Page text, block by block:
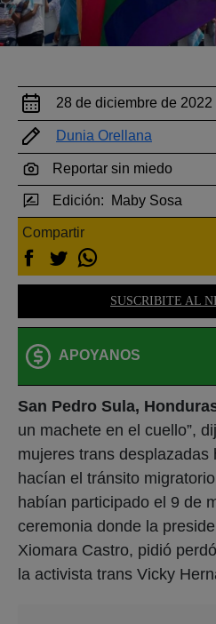
28 de diciembre de 2022
Dunia Orellana
Reportar sin miedo
Edición: Maby Sosa
Compartir
SUSCRIBITE AL
APOYANOS
San Pedro Sula,
un machete en el cuello”,
mujeres trans desplazadas
hacían el tránsito
habían participado el 9 de
ceremonia donde la
Xiomara Castro, pidió
la activista trans Vicky